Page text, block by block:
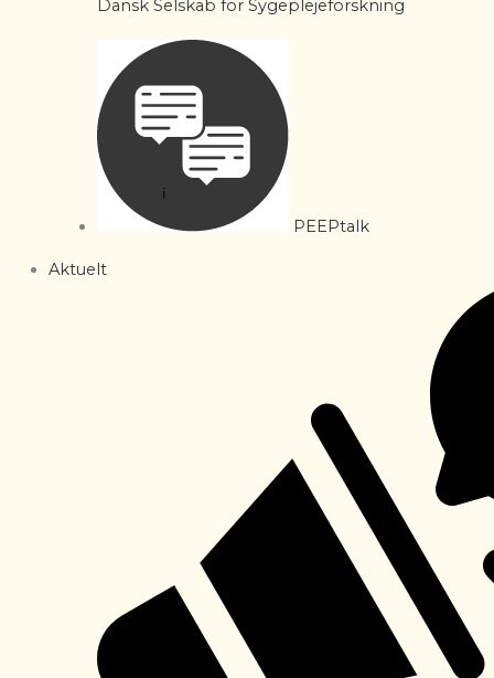
Dansk Selskab for Sygeplejeforskning
PEEPtalk
Aktuelt